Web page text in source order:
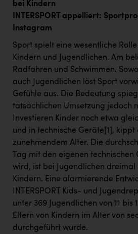
bei Kindern
INTERSPORT appelliert:
Instagram
Sport spielt eine wesentliche
Kindern und Jugendlichen. Am
Radfahren und Schwimmen.
auch Jugendlichen löst Sport
Gefühle aus. Die Bedeutung
tatsächlichen Umsetzung jedoch
Investieren Kinder noch etwa
und in technische Geräte [1] , kippt
zunehmendem Alter. Die
Tag mit den eigenen
wird, ist bei Jugendlichen dreimal
Kindern. Eine alarmierende
INTERSPORT Kids- und
unter 369 Jugendlichen von 11 bis
Eltern von Kindern im Alter von
durchgeführt wurde.